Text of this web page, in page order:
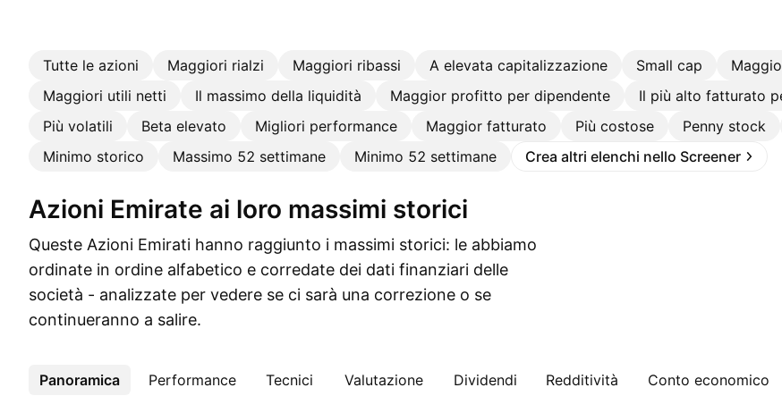
Tutte le azioni Maggiori rialzi Maggiori ribassi A elevata capitalizzazione Small cap
Maggiori utili netti
Il massimo della liquidità Maggior profitto per dipendente Il più alto fatturato
Più volatili
Beta elevato Migliori performance Maggior fatturato Più costose Penny stock
Minimo storico
Massimo 52 settimane Minimo 52 settimane Crea altri elenchi nello Screener
Azioni Emirate ai loro massimi storici
Queste Azioni Emirati hanno raggiunto i massimi storici: le abbiamo
ordinate in ordine alfabetico e corredate dei dati finanziari delle
società - analizzate per vedere se ci sarà una correzione o se
continueranno a salire.
Panoramica Performance Tecnici Valutazione Dividendi Redditività Conto economico
Altro